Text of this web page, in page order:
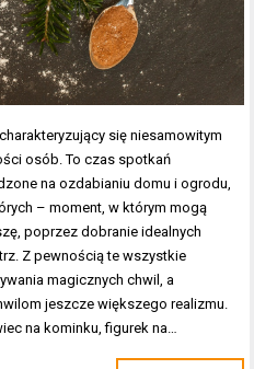
się niesamowitym
osób. To czas spotkań
na ozdabianiu domu i ogrodu,
– moment, w którym mogą
poprzez dobranie idealnych
Z pewnością te wszystkie
magicznych chwil, a
jeszcze większego realizmu.
na kominku, figurek na…